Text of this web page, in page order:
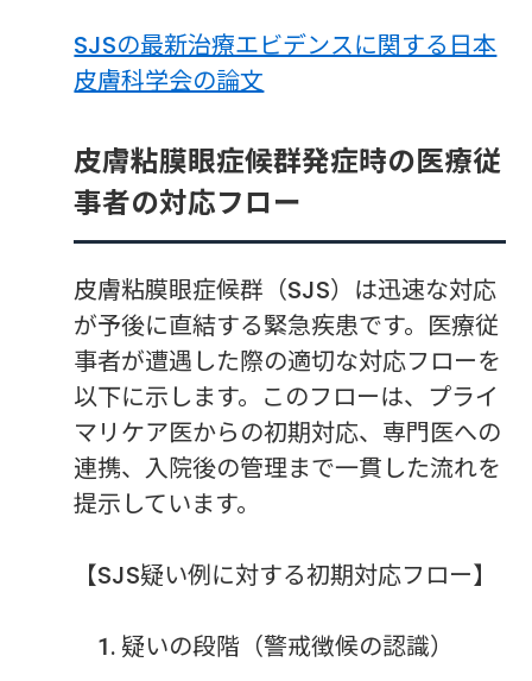
SJSの最新治療エビデンスに関する日本
皮膚科学会の論文
皮膚粘膜眼症候群発症時の医療従
事者の対応フロー
皮膚粘膜眼症候群（SJS）は迅速な対応
が予後に直結する緊急疾患です。医療従
事者が遭遇した際の適切な対応フローを
以下に示します。このフローは、プライ
マリケア医からの初期対応、専門医への
連携、入院後の管理まで一貫した流れを
提示しています。
【SJS疑い例に対する初期対応フロー】
疑いの段階（警戒徴候の認識）